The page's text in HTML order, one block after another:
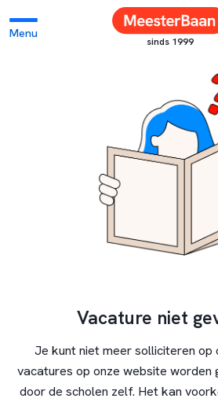
Menu
sinds 1999
Vacature niet
Je kunt niet meer solliciteren op
vacatures op onze website worden
door de scholen zelf. Het kan